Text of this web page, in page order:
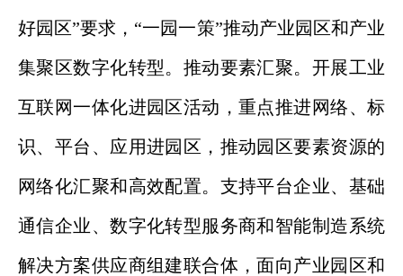
好园区”要求，“一园一策”推动产业园区和产业
集聚区数字化转型。推动要素汇聚。开展工业
互联网一体化进园区活动，重点推进网络、标
识、平台、应用进园区，推动园区要素资源的
网络化汇聚和高效配置。支持平台企业、基础
通信企业、数字化转型服务商和智能制造系统
解决方案供应商组建联合体，面向产业园区和